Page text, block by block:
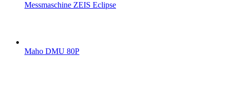
Messmaschine ZEIS Eclipse
Maho DMU 80P